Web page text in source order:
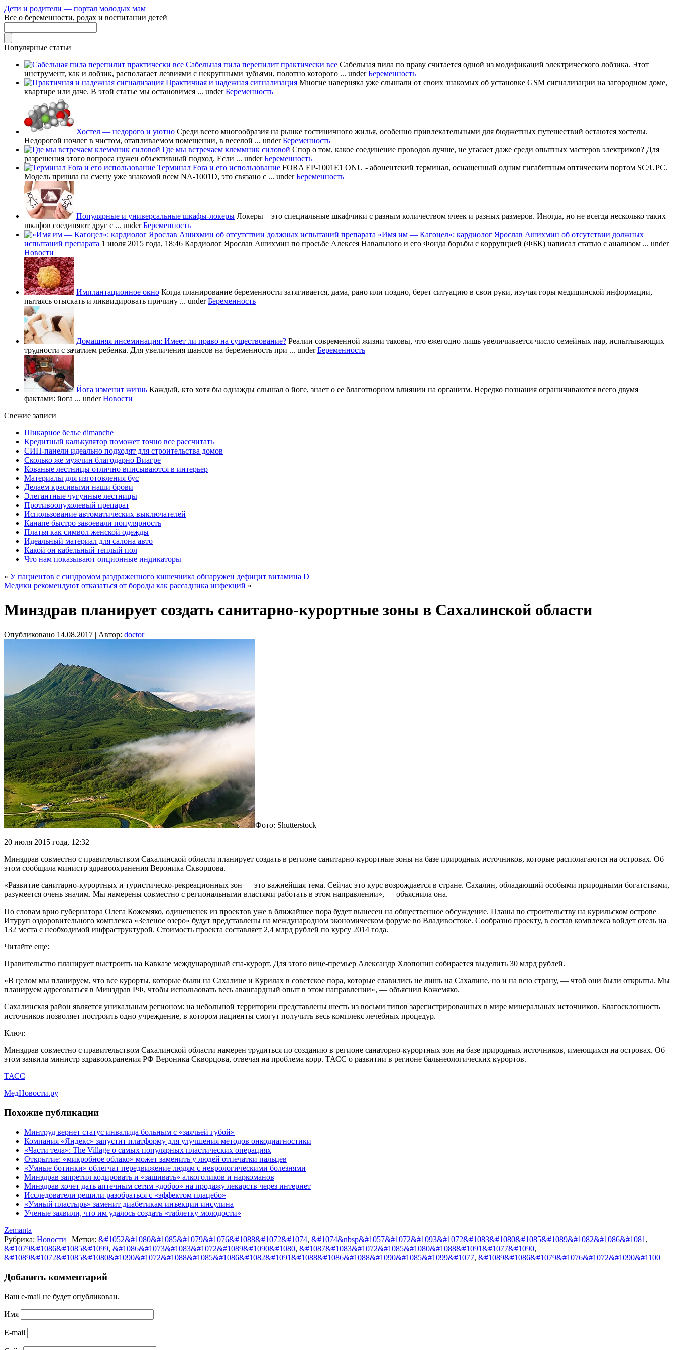
Дети и родители — портал молодых мам
Все о беременности, родах и воспитании детей
Популярные статьи
Сабельная пила перепилит практически все Сабельная пила по праву считается одной из модификаций электрического лобзика. Этот
инструмент, как и лобзик, располагает лезвиями с некрупными зубьями, полотно которого ... underБеременность
Практичная и надежная сигнализация Многие наверняка уже слышали от своих знакомых об установке GSM сигнализации на загородном доме,
квартире или даче. В этой статье мы остановимся ... underБеременность
Хостел — недорого и уютно Среди всего многообразия на рынке гостиничного жилья, особенно привлекательными для бюджетных путешествий остаются хостелы.
Недорогой ночлег в чистом, отапливаемом помещении, в веселой ... underБеременность
Где мы встречаем клеммник силовой Спор о том, какое соединение проводов лучше, не угасает даже среди опытных мастеров электриков? Для
разрешения этого вопроса нужен объективный подход. Если ... underБеременность
Терминал Fora и его использование FORA EP-1001E1 ONU - абонентский терминал, оснащенный одним гигабитным оптическим портом SC/UPC.
Модель пришла на смену уже знакомой всем NA-1001D, это связано с ... underБеременность
Популярные и универсальные шкафы-локеры Локеры – это специальные шкафчики с разным количеством ячеек и разных размеров. Иногда, но не всегда несколько таких
шкафов соединяют друг с ... underБеременность
«Имя им — Кагоцел»: кардиолог Ярослав Ашихмин об отсутствии должных
испытаний препарата 1 июля 2015 года, 18:46 Кардиолог Ярослав Ашихмин по просьбе Алексея Навального и его Фонда борьбы с коррупцией (ФБК) написал статью с анализом ... under
Новости
Имплантационное окно Когда планирование беременности затягивается, дама, рано или поздно, берет ситуацию в свои руки, изучая горы медицинской информации,
пытаясь отыскать и ликвидировать причину ... underБеременность
Домашняя инсеминация: Имеет ли право на существование? Реалии современной жизни таковы, что ежегодно лишь увеличивается число семейных пар, испытывающих
трудности с зачатием ребенка. Для увеличения шансов на беременность при ... underБеременность
Йога изменит жизнь Каждый, кто хотя бы однажды слышал о йоге, знает о ее благотворном влиянии на организм. Нередко познания ограничиваются всего двумя
фактами: йога ... underНовости
Свежие записи
Шикарное белье dimanche
Кредитный калькулятор поможет точно все рассчитать
СИП-панели идеально подходят для строительства домов
Сколько же мужчин благодарно Виагре
Кованые лестницы отлично вписываются в интерьер
Материалы для изготовления бус
Делаем красивыми наши брови
Элегантные чугунные лестницы
Противоопухолевый препарат
Использование автоматических выключателей
Канапе быстро завоевали популярность
Платья как символ женской одежды
Идеальный материал для салона авто
Какой он кабельный теплый пол
Что нам показывают опционные индикаторы
« У пациентов с синдромом раздраженного кишечника обнаружен дефицит витамина D
Медики рекомендуют отказаться от бороды как рассадника инфекций »
Минздрав планирует создать санитарно-курортные зоны в Сахалинской области
Опубликовано 14.08.2017 | Автор: doctor
Фото: Shutterstock
20 июля 2015 года, 12:32
Минздрав совместно с правительством Сахалинской области планирует создать в регионе санитарно-курортные зоны на базе природных источников, которые располагаются на островах. Об
этом сообщила министр здравоохранения Вероника Скворцова.
«Развитие санитарно-курортных и туристическо-рекреационных зон — это важнейшая тема. Сейчас это курс возрождается в стране. Сахалин, обладающий особыми природными богатствами,
разумеется очень значим. Мы намерены совместно с региональными властями работать в этом направлении», — объяснила она.
По словам врио губернатора Олега Кожемяко, одинешенек из проектов уже в ближайшее пора будет вынесен на общественное обсуждение. Планы по строительству на курильском острове
Итуруп оздоровительного комплекса «Зеленое озеро» будут представлены на международном экономическом форуме во Владивостоке. Сообразно проекту, в состав комплекса войдет отель на
132 места с необходимой инфраструктурой. Стоимость проекта составляет 2,4 млрд рублей по курсу 2014 года.
Читайте еще:
Правительство планирует выстроить на Кавказе международный спа-курорт. Для этого вице-премьер Александр Хлопонин собирается выделить 30 млрд рублей.
«В целом мы планируем, что все курорты, которые были на Сахалине и Курилах в советское пора, которые славились не лишь на Сахалине, но и на всю страну, — чтоб они были открыты. Мы
планируем адресоваться в Минздрав РФ, чтобы использовать весь авангардный опыт в этом направлении», — объяснил Кожемяко.
Сахалинская район является уникальным регионом: на небольшой территории представлены шесть из восьми типов зарегистрированных в мире минеральных источников. Благосклонность
источников позволяет построить одно учреждение, в котором пациенты смогут получить весь комплекс лечебных процедур.
Ключ:
Минздрав совместно с правительством Сахалинской области намерен трудиться по созданию в регионе санаторно-курортных зон на базе природных источников, имеющихся на островах. Об
этом заявила министр здравоохранения РФ Вероника Скворцова, отвечая на проблема корр. ТАСС о развитии в регионе бальнеологических курортов.
ТАСС
МедНовости.ру
Похожие публикации
Минтруд вернет статус инвалида больным с «заячьей губой»
Компания «Яндекс» запустит платформу для улучшения методов онкодиагностики
«Части тела»: The Village о самых популярных пластических операциях
Открытие: «микробное облако» может заменить у людей отпечатки пальцев
«Умные ботинки» облегчат передвижение людям с неврологическими болезнями
Минздрав запретил кодировать и «зашивать» алкоголиков и наркоманов
Минздрав хочет дать аптечным сетям «добро» на продажу лекарств через интернет
Исследователи решили разобраться с «эффектом плацебо»
«Умный пластырь» заменит диабетикам инъекции инсулина
Ученые заявили, что им удалось создать «таблетку молодости»
Zemanta
Рубрика: Новости | Метки: &#1052&#1080&#1085&#1079&#1076&#1088&#1072&#1074, &#1074&nbsp&#1057&#1072&#1093&#1072&#1083&#1080&#1085&#1089&#1082&#1086&#1081 ,
&#1079&#1086&#1085&#1099, &#1086&#1073&#1083&#1072&#1089&#1090&#1080, &#1087&#1083&#1072&#1085&#1080&#1088&#1091&#1077&#1090,
&#1089&#1072&#1085&#1080&#1090&#1072&#1088&#1085&#1086&#1082&#1091&#1088&#1086&#1088&#1090&#1085&#1099&#1077, &#1089&#1086&#1079&#1076&#1072&#1090&#1100
Добавить комментарий
Ваш e-mail не будет опубликован.
Имя
E-mail